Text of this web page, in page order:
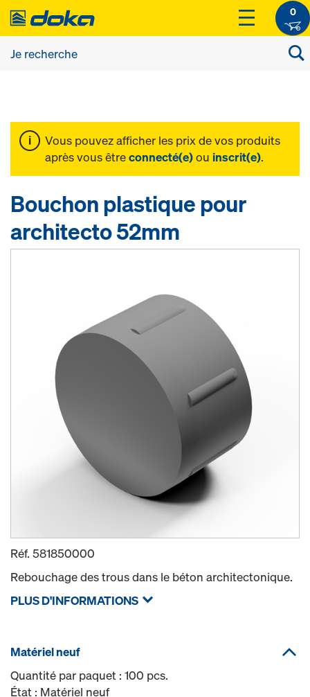
0
Vous pouvez afficher les prix de vos produits
après vous êtreconnecté(e)ou inscrit(e).
Bouchon plastique pour
architecto 52mm
Réf. 581850000
Rebouchage des trous dans le béton architectonique.
PLUS D'INFORMATIONS
Matériel neuf
Quantité par paquet : 100 pcs.
État : Matériel neuf